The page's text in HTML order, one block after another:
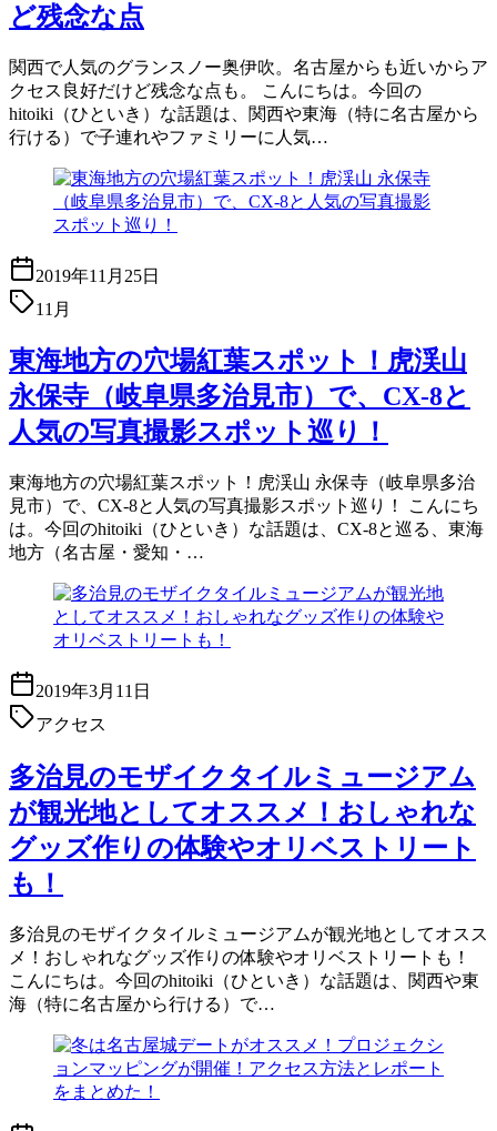
ど残念な点
関西で人気のグランスノー奥伊吹。名古屋からも近いからア
クセス良好だけど残念な点も。 こんにちは。今回の
hitoiki（ひといき）な話題は、関西や東海（特に名古屋から
行ける）で子連れやファミリーに人気…
2019年11月25日
11月
東海地方の穴場紅葉スポット！虎渓山
永保寺（岐阜県多治見市）で、CX-8と
人気の写真撮影スポット巡り！
東海地方の穴場紅葉スポット！虎渓山 永保寺（岐阜県多治
見市）で、CX-8と人気の写真撮影スポット巡り！ こんにち
は。今回のhitoiki（ひといき）な話題は、CX-8と巡る、東海
地方（名古屋・愛知・…
2019年3月11日
アクセス
多治見のモザイクタイルミュージアム
が観光地としてオススメ！おしゃれな
グッズ作りの体験やオリベストリート
も！
多治見のモザイクタイルミュージアムが観光地としてオスス
メ！おしゃれなグッズ作りの体験やオリベストリートも！
こんにちは。今回のhitoiki（ひといき）な話題は、関西や東
海（特に名古屋から行ける）で…